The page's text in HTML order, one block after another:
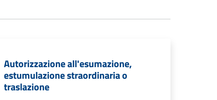
Autorizzazione all'esumazione,
estumulazione straordinaria o
traslazione